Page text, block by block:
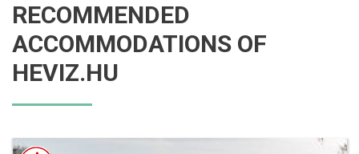
RECOMMENDED
ACCOMMODATIONS OF
HEVIZ.HU